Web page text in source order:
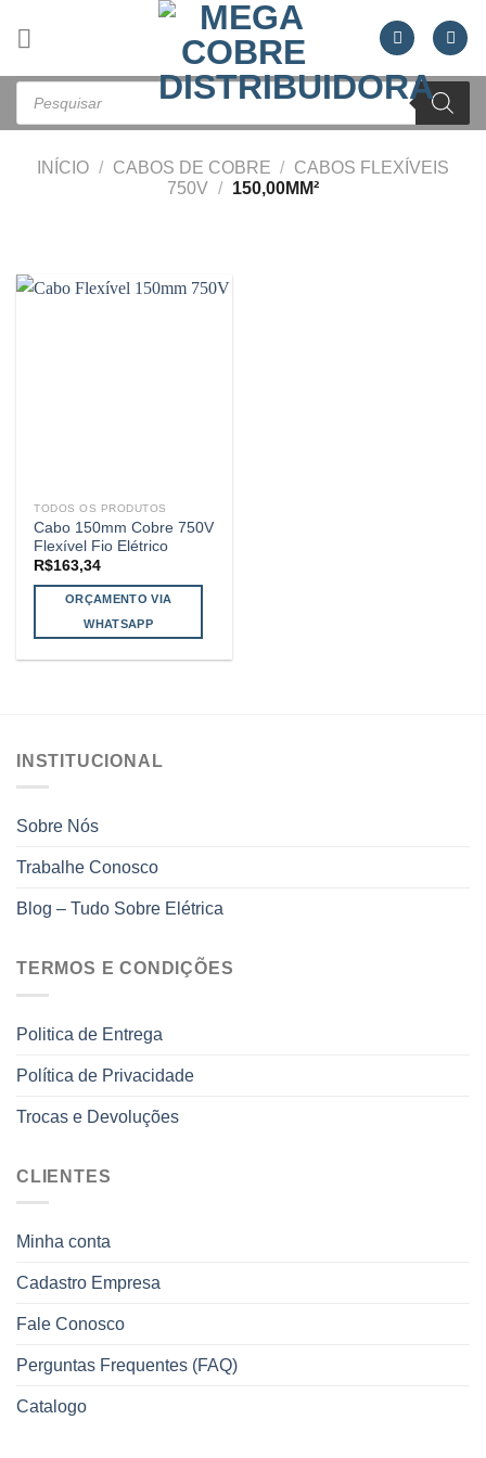
Pesquisar
produtos
INÍCIO / CABOS DE COBRE / CABOS FLEXÍVEIS
750V / 150,00MM²
TODOS OS PRODUTOS
Cabo 150mm Cobre 750V
Flexível Fio Elétrico
R$163,34
ORÇAMENTO VIA
WHATSAPP
INSTITUCIONAL
Sobre Nós
Trabalhe Conosco
Blog – Tudo Sobre Elétrica
TERMOS E CONDIÇÕES
Politica de Entrega
Política de Privacidade
Trocas e Devoluções
CLIENTES
Minha conta
Cadastro Empresa
Fale Conosco
Perguntas Frequentes (FAQ)
Catalogo